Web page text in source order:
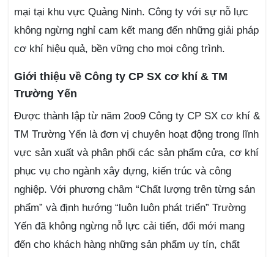
mại tại khu vực Quảng Ninh. Công ty với sự nỗ lực
không ngừng nghỉ cam kết mang đến những giải pháp
cơ khí hiệu quả, bền vững cho mọi công trình.
Giới thiệu về Công ty CP SX cơ khí & TM
Trường Yến
Được thành lập từ năm 2oo9 Công ty CP SX cơ khí &
TM Trường Yến là đơn vị chuyên hoạt động trong lĩnh
vực sản xuất và phân phối các sản phẩm cửa, cơ khí
phục vụ cho ngành xây dựng, kiến trúc và công
nghiệp. Với phương châm “Chất lượng trên từng sản
phẩm” và định hướng “luôn luôn phát triển” Trường
Yến đã không ngừng nỗ lực cải tiến, đổi mới mang
đến cho khách hàng những sản phẩm uy tín, chất